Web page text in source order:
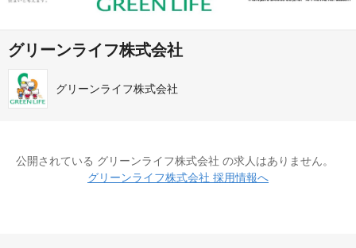
グリーンライフ株式会社
グリーンライフ株式会社
公開されている グリーンライフ株式会社 の求人はありません。
グリーンライフ株式会社 採用情報へ